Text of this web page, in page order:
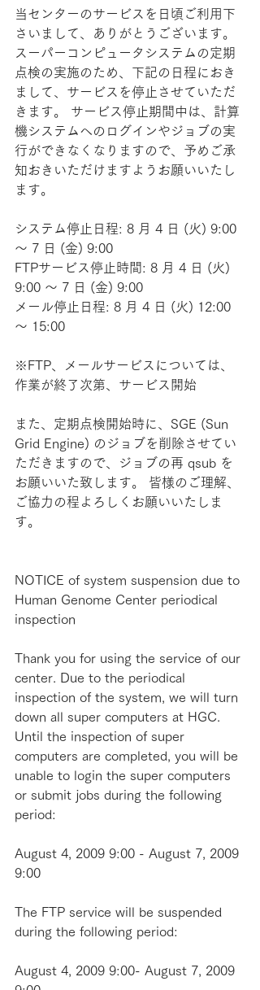
当センターのサービスを日頃ご利用下
さいまして、ありがとうございます。
スーパーコンピュータシステムの定期
点検の実施のため、下記の日程におき
まして、サービスを停止させていただ
きます。 サービス停止期間中は、計算
機システムへのログインやジョブの実
行ができなくなりますので、予めご承
知おきいただけますようお願いいたし
ます。
システム停止日程: 8 月 4 日 (火) 9:00
～ 7 日 (金) 9:00
FTPサービス停止時間: 8 月 4 日 (火)
9:00 ～ 7 日 (金) 9:00
メール停止日程: 8 月 4 日 (火) 12:00
～ 15:00
※FTP、メールサービスについては、
作業が終了次第、サービス開始
また、定期点検開始時に、SGE (Sun
Grid Engine) のジョブを削除させてい
ただきますので、ジョブの再 qsub を
お願いいた致します。 皆様のご理解、
ご協力の程よろしくお願いいたしま
す。
NOTICE of system suspension due to
Human Genome Center periodical
inspection
Thank you for using the service of our
center. Due to the periodical
inspection of the system, we will turn
down all super computers at HGC.
Until the inspection of super
computers are completed, you will be
unable to login the super computers
or submit jobs during the following
period:
August 4, 2009 9:00 - August 7, 2009
9:00
The FTP service will be suspended
during the following period:
August 4, 2009 9:00- August 7, 2009